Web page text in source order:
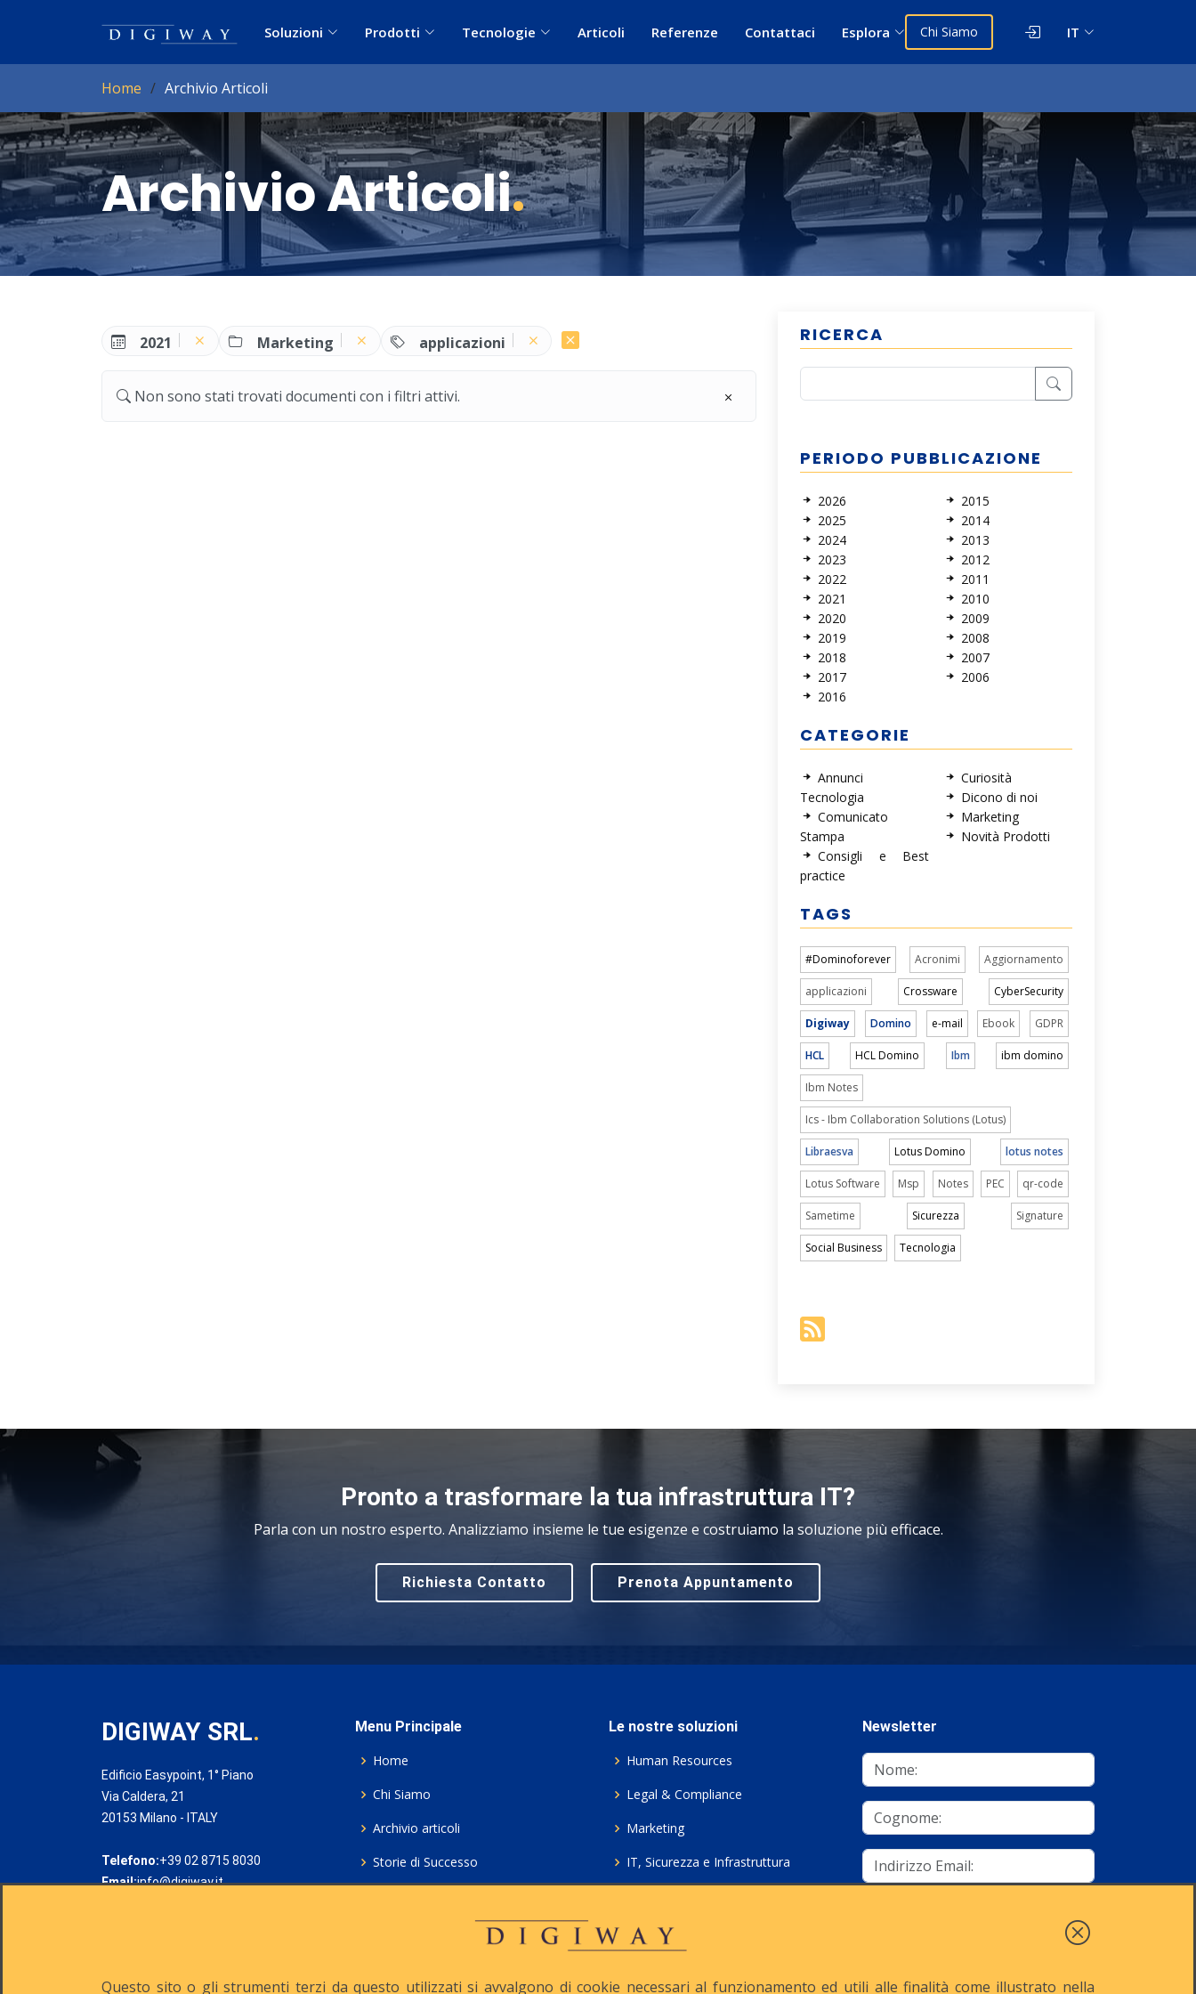
Soluzioni Prodotti Tecnologie Articoli Referenze Contattaci Esplora Chi Siamo IT
Home Archivio Articoli
Archivio Articoli.
2021 Marketing applicazioni
Non sono stati trovati documenti con i filtri attivi.
RICERCA
PERIODO PUBBLICAZIONE
2026
2025
2024
2023
2022
2021
2020
2019
2018
2017
2016
2015
2014
2013
2012
2011
2010
2009
2008
2007
2006
CATEGORIE
Annunci
Tecnologia
Comunicato
Stampa
Consigli e Best
practice
Curiosità
Dicono di noi
Marketing
Novità Prodotti
TAGS
#Dominoforever Acronimi Aggiornamento
applicazioni Crossware CyberSecurity
Digiway Domino e-mail Ebook GDPR
HCL HCL Domino Ibm ibm domino
Ibm Notes
Ics - Ibm Collaboration Solutions (Lotus)
Libraesva Lotus Domino lotus notes
Lotus Software Msp Notes PEC qr-code
Sametime Sicurezza Signature
Social Business Tecnologia
Pronto a trasformare la tua infrastruttura IT?
Parla con un nostro esperto. Analizziamo insieme le tue esigenze e costruiamo la soluzione più efficace.
Richiesta Contatto Prenota Appuntamento
DIGIWAY SRL.
Edificio Easypoint, 1° Piano
Via Caldera, 21
20153 Milano - ITALY
Telefono:+39 02 8715 8030
Email:info@digiway.it
Menu Principale
Home
Chi Siamo
Archivio articoli
Storie di Successo
Le nostre soluzioni
Human Resources
Legal & Compliance
Marketing
IT, Sicurezza e Infrastruttura
Consulenza ICT e Licenze
Newsletter
Questo sito o gli strumenti terzi da questo utilizzati si avvalgono di cookie necessari al funzionamento ed utili alle finalità come illustrato nella